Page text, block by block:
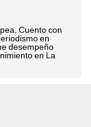
Cuento con
en
desempeño
en La